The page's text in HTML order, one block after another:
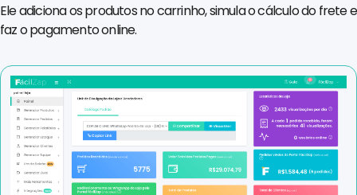
Ele adiciona os produtos no carrinho, simula o cálculo do frete e
faz o pagamento online.